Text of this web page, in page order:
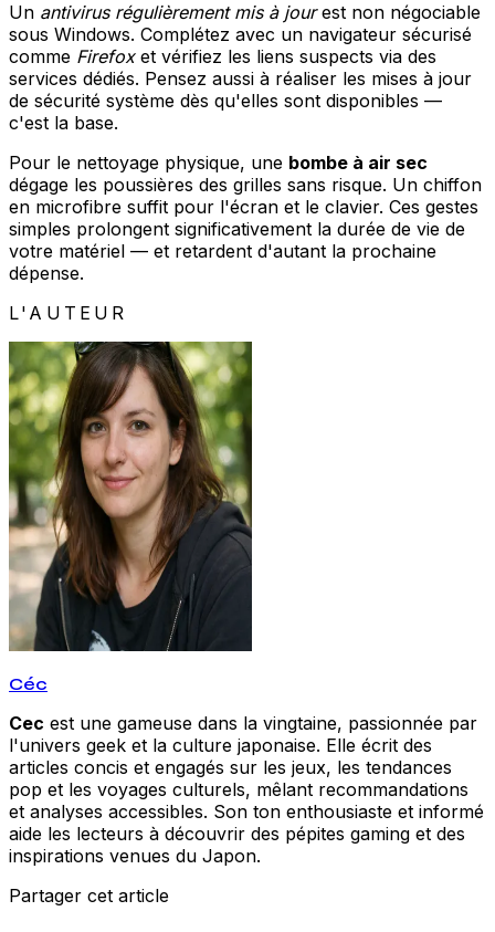
Un antivirus régulièrement mis à jourest non négociable
sous Windows. Complétez avec un navigateur sécurisé
comme Firefoxet vérifiez les liens suspects via des
services dédiés. Pensez aussi à réaliser les mises à jour
de sécurité système dès qu'elles sont disponibles —
c'est la base.
Pour le nettoyage physique, une bombe à air sec
dégage les poussières des grilles sans risque. Un chiffon
en microfibre suffit pour l'écran et le clavier. Ces gestes
simples prolongent significativement la durée de vie de
votre matériel — et retardent d'autant la prochaine
dépense.
L'AUTEUR
Céc
Cec est une gameuse dans la vingtaine, passionnée par
l'univers geek et la culture japonaise. Elle écrit des
articles concis et engagés sur les jeux, les tendances
pop et les voyages culturels, mêlant recommandations
et analyses accessibles. Son ton enthousiaste et informé
aide les lecteurs à découvrir des pépites gaming et des
inspirations venues du Japon.
Partager cet article